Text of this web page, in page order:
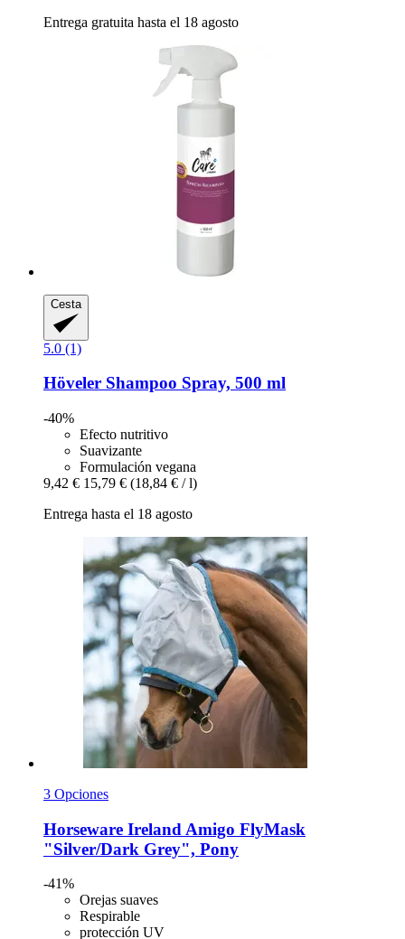
Entrega gratuita hasta el 18 agosto
Cesta
5.0 (1)
Höveler Shampoo Spray, 500 ml
-40%
Efecto nutritivo
Suavizante
Formulación vegana
9,42 € 15,79 € (18,84 € / l)
Entrega hasta el 18 agosto
3 Opciones
Horseware Ireland Amigo FlyMask
"Silver/Dark Grey", Pony
-41%
Orejas suaves
Respirable
protección UV